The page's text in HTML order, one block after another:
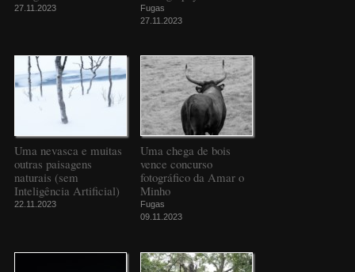
27.11.2023
Fugas
27.11.2023
Uma nevasca e muitas
outras paisagens
naturais (sem
Inteligência Artificial)
22.11.2023
Uma chega de bois
vence concurso
fotográfico da Amar o
Minho
Fugas
09.11.2023